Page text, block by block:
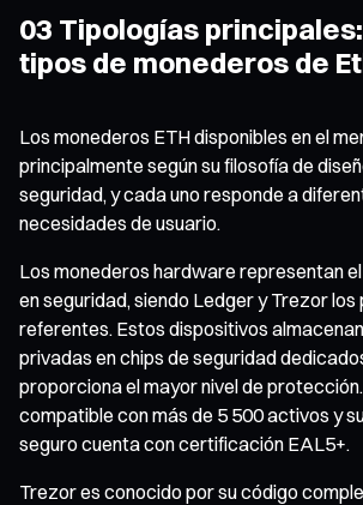
03 Tipologías
tipos de monederos de
Los monederos ETH disponibles en el
principalmente según su filosofía de
seguridad, y cada uno responde a
necesidades de usuario.
Los monederos hardware representan
en seguridad, siendo Ledger y Trezor los
referentes. Estos dispositivos
privadas en chips de seguridad
proporciona el mayor nivel de
compatible con más de 5 500 activos y
seguro cuenta con certificación EAL5+.
Trezor es conocido por su código